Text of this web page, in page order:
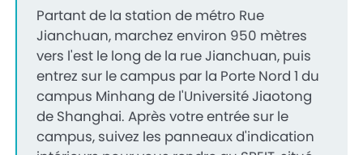
Partant de la station de métro Rue
Jianchuan, marchez environ 950 mètres
vers l'est le long de la rue Jianchuan, puis
entrez sur le campus par la Porte Nord 1 du
campus Minhang de l'Université Jiaotong
de Shanghai. Après votre entrée sur le
campus, suivez les panneaux d'indication